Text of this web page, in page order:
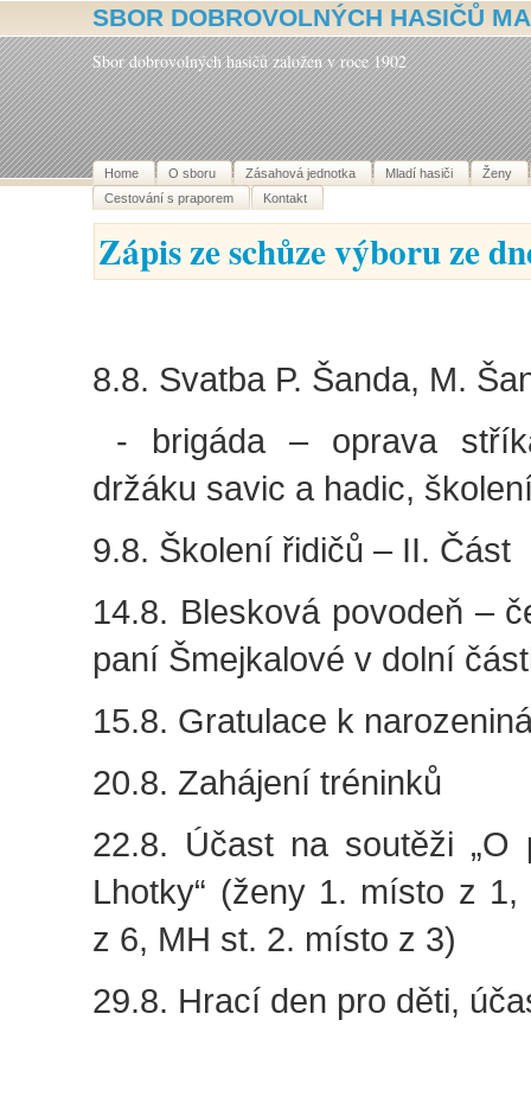
SBOR DOBROVOLNÝCH HASIČŮ
Sbor dobrovolných hasičů založen v roce 1902
Home O sboru Zásahová jednotka Mladí hasiči
Ženy
Cestování s praporem
Kontakt
Zápis ze schůze výboru ze
8.8. Svatba P. Šanda, M.
- brigáda – oprava
držáku savic a hadic,
9.8. Školení řidičů – II. Část
14.8. Blesková povodeň –
paní Šmejkalové v dolní
15.8. Gratulace k
20.8. Zahájení tréninků
22.8. Účast na soutěži „O
Lhotky“ (ženy 1. místo z
z 6, MH st. 2. místo z 3)
29.8. Hrací den pro děti,